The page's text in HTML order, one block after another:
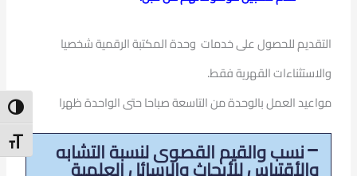
التقديم للحصول على خدمات وحدة المكتبة الرقمية شخصيا
والاستثناءات القهرية فقط.
مواعيد العمل بالوحدة من التاسعة صباحا حتى الواحدة ظهرا
نسب والقيم القصوى لنسبة التشابه